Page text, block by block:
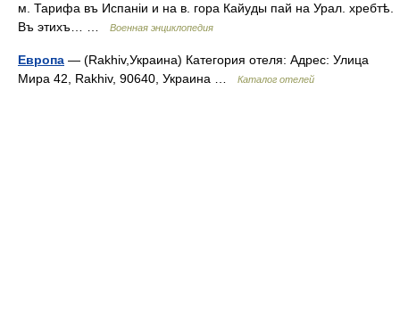
м. Тарифа въ Испаніи и на в. гора Кайуды пай на Урал. хребтѣ.
Въ этихъ… …
Военная энциклопедия
Европа — (Rakhiv,Украина) Категория отеля: Адрес: Улица
Мира 42, Rakhiv, 90640, Украина …
Каталог отелей